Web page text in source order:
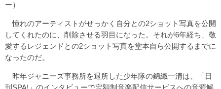
ー）
憧れのアーティストがせっかく自分との2ショット写真を公開
してくれたのに、削除させる羽目になった。それが6年経ち、敬
愛するレジェンドとの2ショット写真を堂本自ら公開するまでに
なったのだ。
昨年ジャニーズ事務所を退所した少年隊の錦織一清は、「日